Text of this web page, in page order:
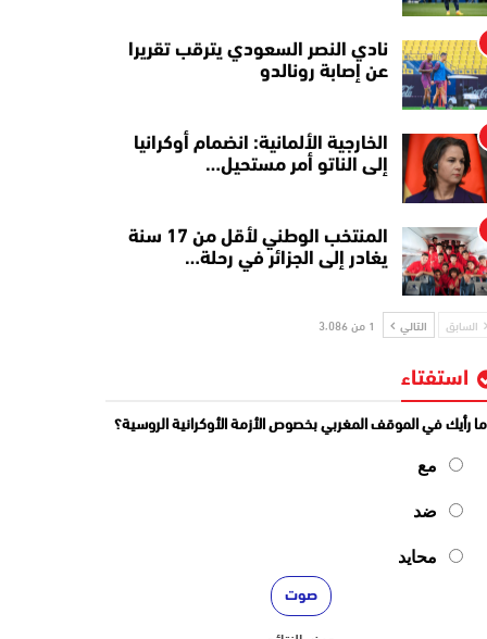
نادي النصر السعودي يترقب تقريرا
عن إصابة رونالدو
الخارجية الألمانية: انضمام أوكرانيا
إلى الناتو أمر مستحيل…
المنتخب الوطني لأقل من 17 سنة
يغادر إلى الجزائر في رحلة…
السابق التالي 1 من 3٬086
استفتاء
ما رأيك في الموقف المغربي بخصوص الأزمة الأوكرانية الروسية؟
مع
ضد
محايد